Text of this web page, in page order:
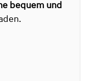
bequem und